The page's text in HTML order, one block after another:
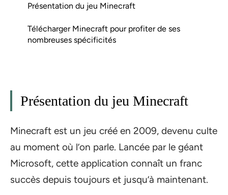
Présentation du jeu Minecraft
Télécharger Minecraft pour profiter de ses
nombreuses spécificités
Présentation du jeu Minecraft
Minecraft est un jeu créé en 2009, devenu culte
au moment où l’on parle. Lancée par le géant
Microsoft, cette application connaît un franc
succès depuis toujours et jusqu’à maintenant.